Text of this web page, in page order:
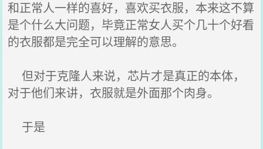
和正常人一样的喜好，喜欢买衣服，本来这不算
是个什么大问题，毕竟正常女人买个几十个好看
的衣服都是完全可以理解的意思。
但对于克隆人来说，芯片才是真正的本体，
对于他们来讲，衣服就是外面那个肉身。
于是